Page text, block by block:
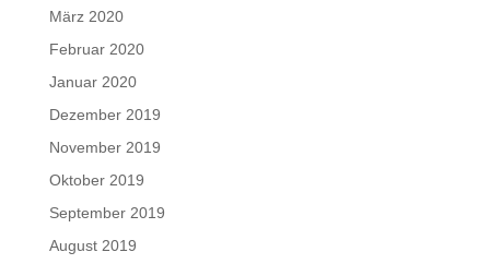
März 2020
Februar 2020
Januar 2020
Dezember 2019
November 2019
Oktober 2019
September 2019
August 2019